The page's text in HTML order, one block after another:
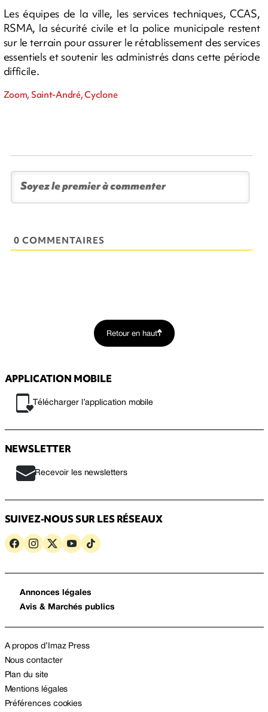
Les équipes de la ville, les services techniques, CCAS,
RSMA, la sécurité civile et la police municipale restent
sur le terrain pour assurer le rétablissement des services
essentiels et soutenir les administrés dans cette période
difficile.
Zoom, Saint-André, Cyclone
0 COMMENTAIRES
Retour en haut
APPLICATION MOBILE
Télécharger l’application mobile
NEWSLETTER
Recevoir les newsletters
SUIVEZ-NOUS SUR LES RÉSEAUX
Annonces légales
Avis & Marchés publics
A propos d’Imaz Press
Nous contacter
Plan du site
Mentions légales
Préférences cookies